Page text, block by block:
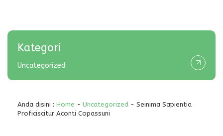
Kategori
Uncategorized
Anda disini : Home - Uncategorized - Seinima Sapientia
Proficiscitur Aconti Copassuni